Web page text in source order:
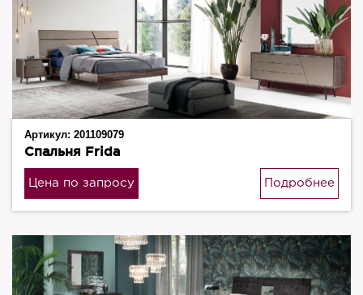
Артикул: 201109079
Спальня Frida
Цена по запросу Подробнее